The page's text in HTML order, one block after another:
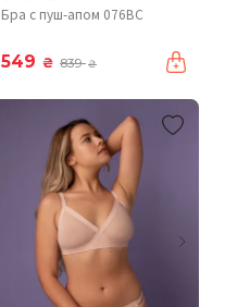
Бра с пуш-апом 076BC
549 ₴ 839₴